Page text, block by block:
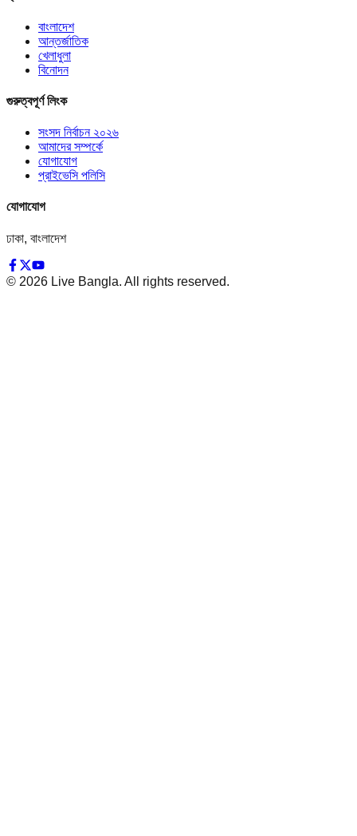
বাংলাদেশ
আন্তর্জাতিক
খেলাধুলা
বিনোদন
গুরুত্বপূর্ণ লিংক
সংসদ নির্বাচন ২০২৬
আমাদের সম্পর্কে
যোগাযোগ
প্রাইভেসি পলিসি
যোগাযোগ
ঢাকা, বাংলাদেশ
© 2026 Live Bangla. All rights reserved.